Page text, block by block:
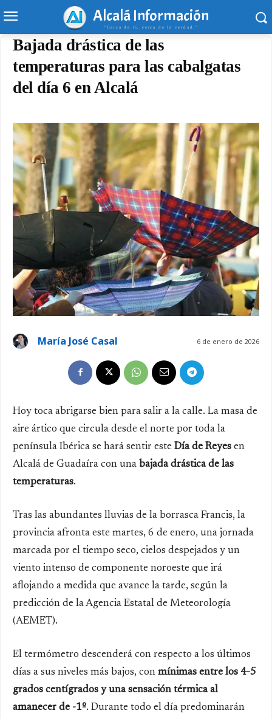
Alcalá Información
"Cerca de ti, cerca de la verdad."
Bajada drástica de las
temperaturas para las cabalgatas
del día 6 en Alcalá
6 de enero de 2026
María José Casal
Hoy toca abrigarse bien para salir a la calle. La masa de
aire ártico que circula desde el norte por toda la
península Ibérica se hará sentir este Día de Reyes en
Alcalá de Guadaíra con una bajada drástica de las
temperaturas.
Tras las abundantes lluvias de la borrasca Francis, la
provincia afronta este martes, 6 de enero, una jornada
marcada por el tiempo seco, cielos despejados y un
viento intenso de componente noroeste que irá
aflojando a medida que avance la tarde, según la
predicción de la Agencia Estatal de Meteorología
(AEMET).
El termómetro descenderá con respecto a los últimos
días a sus niveles más bajos, con mínimas entre los 4-5
grados centígrados y una sensación térmica al
amanecer de -1º. Durante todo el día predominarán